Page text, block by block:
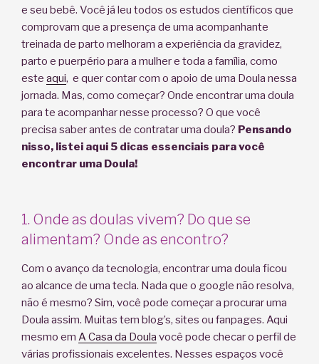
e seu bebê. Você já leu todos os estudos científicos que
comprovam que a presença de uma acompanhante
treinada de parto melhoram a experiência da gravidez,
parto e puerpério para a mulher e toda a família, como
este aqui, e quer contar com o apoio de uma Doula nessa
jornada. Mas, como começar? Onde encontrar uma doula
para te acompanhar nesse processo? O que você
precisa saber antes de contratar uma doula? Pensando
nisso, listei aqui 5 dicas essenciais para você
encontrar uma Doula!
1. Onde as doulas vivem? Do que se
alimentam? Onde as encontro?
Com o avanço da tecnologia, encontrar uma doula ficou
ao alcance de uma tecla. Nada que o google não resolva,
não é mesmo? Sim, você pode começar a procurar uma
Doula assim. Muitas tem blog’s, sites ou fanpages. Aqui
mesmo em A Casa da Doula você pode checar o perfil de
várias profissionais excelentes. Nesses espaços você